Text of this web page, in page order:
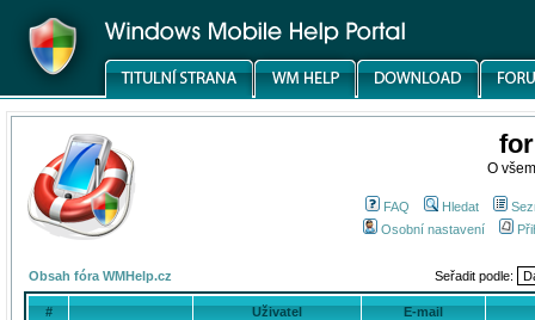
O
FAQ Hledat
Osobní nastavení
Obsah fóra WMHelp.cz Seřadit podle:
# Uživatel E-mail